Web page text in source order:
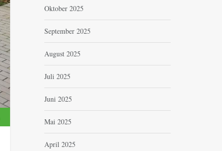
Oktober 2025
September 2025
August 2025
Juli 2025
Juni 2025
Mai 2025
April 2025